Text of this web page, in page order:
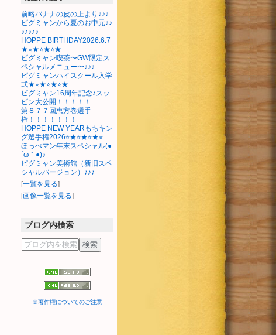
前略バナナの皮の上より♪♪♪
ピグミャンから夏のお中元♪♪
♪♪♪♪♪
HOPPE BIRTHDAY2026.6.7
★⭐︎★⭐︎★⭐︎★
ピグミャン喫茶〜GW限定ス
ペシャルメニュー〜♪♪♪
ピグミャンハイスクール入学
式★⭐︎★⭐︎★⭐︎★
ピグミャン16周年記念♪スッ
ピン大公開！！！！！
第８７７回恵方巻選手
権！！！！！！！
HOPPE NEW YEARもちキン
グ選手権2026⭐︎★⭐︎★⭐︎★⭐︎
ほっぺマン年末スペシャル(●
´ω｀●)♪
ピグミャン美術館（新旧スペ
シャルバージョン）♪♪♪
[一覧を見る]
[画像一覧を見る]
ブログ内検索
※著作権についてのご注意